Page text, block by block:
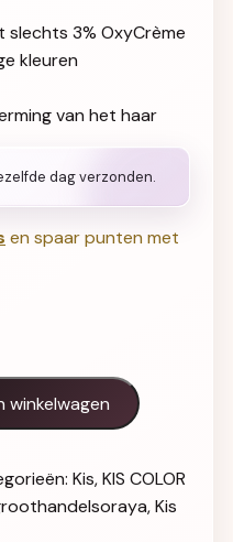
slechts 3% OxyCrème
kleuren
van het haar
dag verzonden.
en spaar punten met
winkelwagen
Kis,KIS COLOR
,Kis